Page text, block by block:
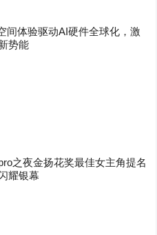
间体验驱动AI硬件全球化，激
势能
之夜金扬花奖最佳女主角提名
耀银幕